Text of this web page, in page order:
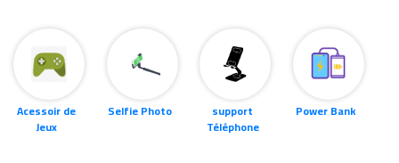
Acessoir de
Jeux
Selfie Photo support
Téléphone
Power Bank